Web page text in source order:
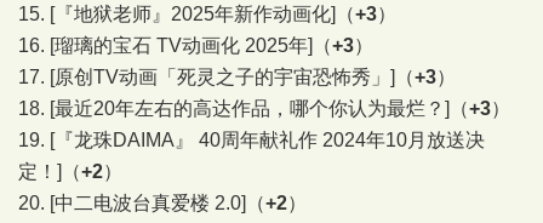
15. [『地狱老师』2025年新作动画化] （+3）
16. [瑠璃的宝石 TV动画化 2025年] （+3）
17. [原创TV动画「死灵之子的宇宙恐怖秀」] （+3）
18. [最近20年左右的高达作品，哪个你认为最烂？] （+3）
19. [『龙珠DAIMA』 40周年献礼作 2024年10月放送决
定！]
（+2）
20. [中二电波台真爱楼 2.0] （+2）